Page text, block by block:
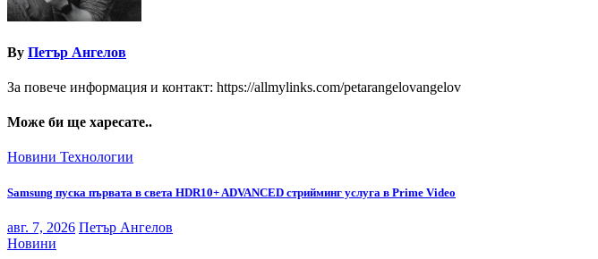
By Петър Ангелов
За повече информация и контакт: https://allmylinks.com/petarangelovangelov
Може би ще харесате..
Новини Технологии
Samsung пуска първата в света HDR10+ ADVANCED стрийминг услуга в Prime Video
авг. 7, 2026 Петър Ангелов
Новини